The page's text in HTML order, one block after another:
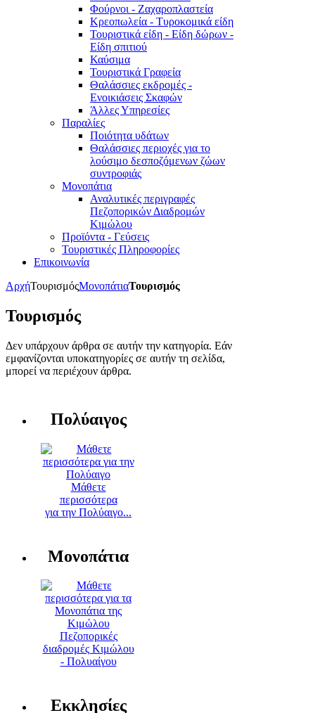
Φούρνοι - Ζαχαροπλαστεία
Κρεοπωλεία - Τυροκομικά είδη
Τουριστικά είδη - Είδη δώρων -
Είδη σπιτιού
Καύσιμα
Τουριστικά Γραφεία
Θαλάσσιες εκδρομές -
Ενοικιάσεις Σκαφών
Άλλες Υπηρεσίες
Παραλίες
Ποιότητα υδάτων
Θαλάσσιες περιοχές για το
λούσιμο δεσποζόμενων ζώων
συντροφιάς
Μονοπάτια
Αναλυτικές περιγραφές
Πεζοπορικών Διαδρομών
Κιμώλου
Προϊόντα - Γεύσεις
Τουριστικές Πληροφορίες
Επικοινωνία
ΑρχήΤουρισμόςΜονοπάτιαΤουρισμός
Τουρισμός
Δεν υπάρχουν άρθρα σε αυτήν την κατηγορία. Εάν
εμφανίζονται υποκατηγορίες σε αυτήν τη σελίδα,
μπορεί να περιέχουν άρθρα.
Πολύαιγος
Μάθετε
περισσότερα
για την Πολύαιγο...
Μονοπάτια
Πεζοπορικές
διαδρομές Κιμώλου
- Πολυαίγου
Εκκλησίες